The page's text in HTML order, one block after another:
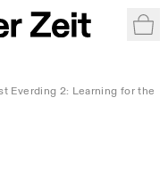
Everding 2: Learning for the